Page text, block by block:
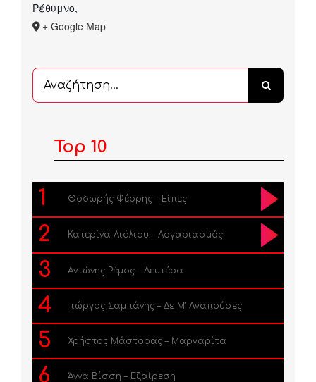
Ρέθυμνο,
+ Google Map
Αναζήτηση
...
Top 10
1 Θοδωρής Φέρρης – Είπες
2 Κατερίνα Λιόλιου – Λογαριασμός
3 Αντώνης Ρέμος – Δευτέρα
4 Γιώργος Σαμπάνης – Δε Μ’ Αγαπούσες
5 Χρήστος Μάστορας – Μαργαρίτα
6 Άννα Βίσση – Εξαίρεση